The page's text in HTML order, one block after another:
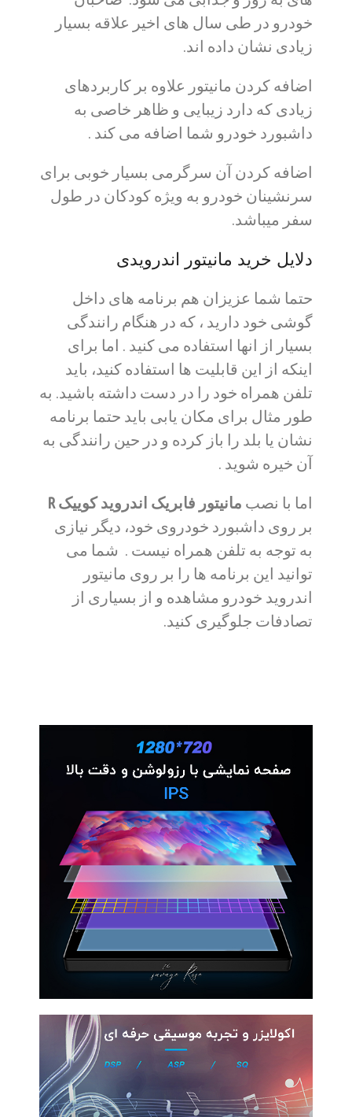
خودرو در طی سال های اخیر علاقه بسیار
زیادی نشان داده اند.
اضافه کردن مانیتور علاوه بر کاربردهای
زیادی که دارد زیبایی و ظاهر خاصی به
داشبورد خودرو شما اضافه می کند .
اضافه کردن آن سرگرمی بسیار خوبی برای
سرنشینان خودرو به ویژه کودکان در طول
سفر میباشد.
دلایل خرید مانیتور اندرویدی
حتما شما عزیزان هم برنامه های داخل
گوشی خود دارید ، که در هنگام رانندگی
بسیار از انها استفاده می کنید . اما برای
اینکه از این قابلیت ها استفاده کنید، باید
تلفن همراه خود را در دست داشته باشید. به
طور مثال برای مکان یابی باید حتما برنامه
نشان یا بلد را باز کرده و در حین رانندگی به
آن خیره شوید .
اما با نصب مانیتور فابریک اندروید کوییک R
بر روی داشبورد خودروی خود، دیگر نیازی
به توجه به تلفن همراه نیست . شما می
توانید این برنامه ها را بر روی مانیتور
اندروید خودرو مشاهده و از بسیاری از
تصادفات جلوگیری کنید.